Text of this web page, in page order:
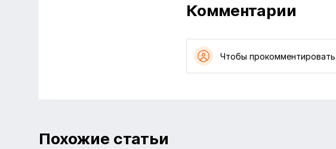
Комментарии
Чтобы прокомментировать,
Похожие статьи